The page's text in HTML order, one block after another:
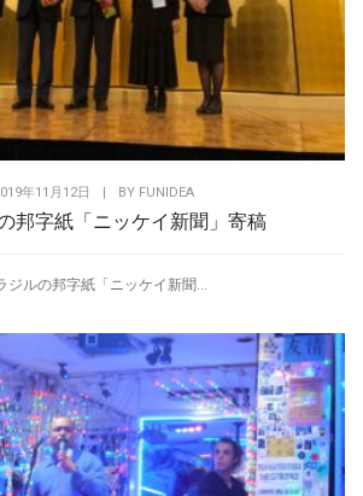
年11月12日 | BY FUNIDEA
邦字紙「ニッケイ新聞」寄稿
ジルの邦字紙「ニッケイ新聞...